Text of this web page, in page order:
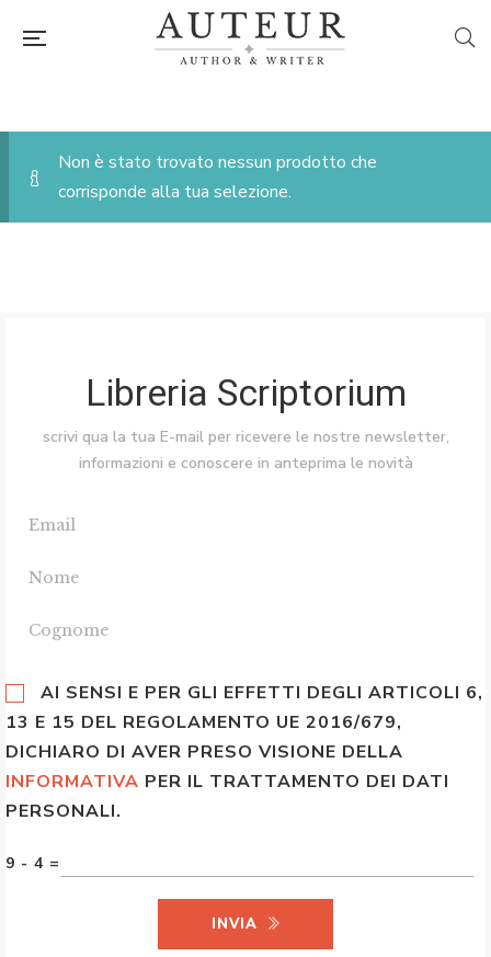
Non è stato trovato nessun prodotto che
corrisponde alla tua selezione.
Libreria Scriptorium
scrivi qua la tua E-mail per ricevere le nostre newsletter,
informazioni e conoscere in anteprima le novità
AI SENSI E PER GLI EFFETTI DEGLI ARTICOLI 6,
13 E 15 DEL REGOLAMENTO UE 2016/679,
DICHIARO DI AVER PRESO VISIONE DELLA
INFORMATIVA PER IL TRATTAMENTO DEI DATI
PERSONALI.
9 - 4 =
INVIA